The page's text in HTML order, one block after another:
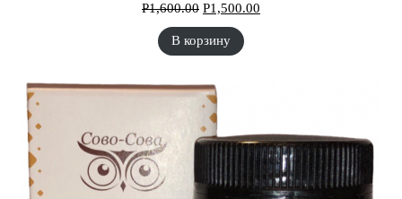
Р1,600.00 Р1,500.00
В корзину